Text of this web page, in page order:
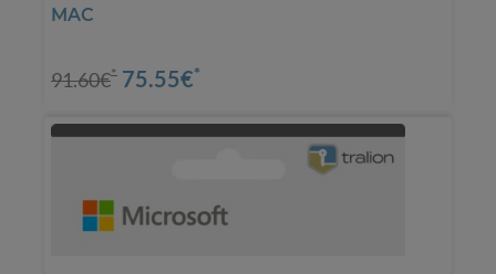
MAC
91.60€* 75.55€*